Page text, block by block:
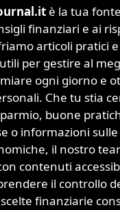
è la tua
finanziari e ai
articoli pratici e
per gestire al
ogni giorno e
Che tu stia
buone
o informazioni
il nostro
contenuti
il controllo
finanziarie